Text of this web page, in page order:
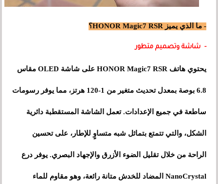
- ما الذي يميز HONOR Magic7 RSR؟
- شاشة وتصميم متطور
يحتوي هاتف HONOR Magic7 RSR على شاشة OLED مقاس
6.8 بوصة بمعدل تحديث متغير من 1-120 هرتز، مما يوفر رسومات
ساطعة في جميع الإعدادات. تعمل الشاشة المستقطبة دائرية
الشكل، والتي تتمتع بتماثل شبه متساوٍ للإطار، على تحسين
الراحة من خلال تقليل الضوء الأزرق والإجهاد البصري. يوفر درع
NanoCrystal المضاد للخدش متانة رائعة، وهو مقاوم للماء